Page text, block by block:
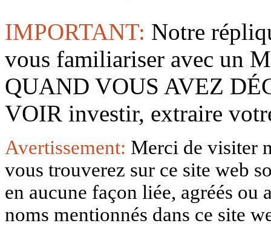
IMPORTANT: Notre
vous familiariser avec un
QUAND VOUS AVEZ
VOIR investir, extraire
Avertissement: Merci de visiter
vous trouverez sur ce site web
en aucune façon liée, agréés
noms mentionnés dans ce site